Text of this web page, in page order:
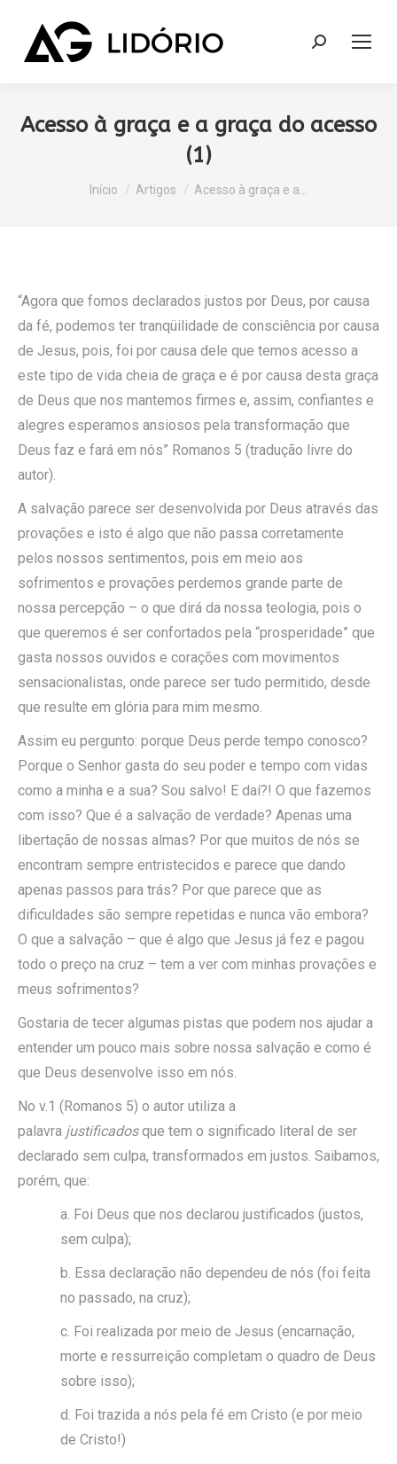
Search:
Acesso à graça e a graça do acesso
(1)
Você está aqui:
Início Artigos Acesso à graça e a…
“Agora que fomos declarados justos por Deus, por causa
da fé, podemos ter tranqüilidade de consciência por causa
de Jesus, pois, foi por causa dele que temos acesso a
este tipo de vida cheia de graça e é por causa desta graça
de Deus que nos mantemos firmes e, assim, confiantes e
alegres esperamos ansiosos pela transformação que
Deus faz e fará em nós” Romanos 5 (tradução livre do
autor).
A salvação parece ser desenvolvida por Deus através das
provações e isto é algo que não passa corretamente
pelos nossos sentimentos, pois em meio aos
sofrimentos e provações perdemos grande parte de
nossa percepção – o que dirá da nossa teologia, pois o
que queremos é ser confortados pela “prosperidade” que
gasta nossos ouvidos e corações com movimentos
sensacionalistas, onde parece ser tudo permitido, desde
que resulte em glória para mim mesmo.
Assim eu pergunto: porque Deus perde tempo conosco?
Porque o Senhor gasta do seu poder e tempo com vidas
como a minha e a sua? Sou salvo! E daí?! O que fazemos
com isso? Que é a salvação de verdade? Apenas uma
libertação de nossas almas? Por que muitos de nós se
encontram sempre entristecidos e parece que dando
apenas passos para trás? Por que parece que as
dificuldades são sempre repetidas e nunca vão embora?
O que a salvação – que é algo que Jesus já fez e pagou
todo o preço na cruz – tem a ver com minhas provações e
meus sofrimentos?
Gostaria de tecer algumas pistas que podem nos ajudar a
entender um pouco mais sobre nossa salvação e como é
que Deus desenvolve isso em nós.
No v.1 (Romanos 5) o autor utiliza a
palavra justificadosque tem o significado literal de ser
declarado sem culpa, transformados em justos. Saibamos,
porém, que:
a. Foi Deus que nos declarou justificados (justos,
sem culpa);
b. Essa declaração não dependeu de nós (foi feita
no passado, na cruz);
c. Foi realizada por meio de Jesus (encarnação,
morte e ressurreição completam o quadro de Deus
sobre isso);
d. Foi trazida a nós pela fé em Cristo (e por meio
de Cristo!)